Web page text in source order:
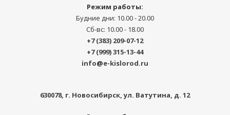
Режим работы:
Будние дни: 10.00 - 20.00
Сб-вс: 10.00 - 18.00
+7 (383) 209-07-12
+7 (999) 315-13-44
info@e-kislorod.ru
630078, г. Новосибирск,ул. Ватутина, д. 12